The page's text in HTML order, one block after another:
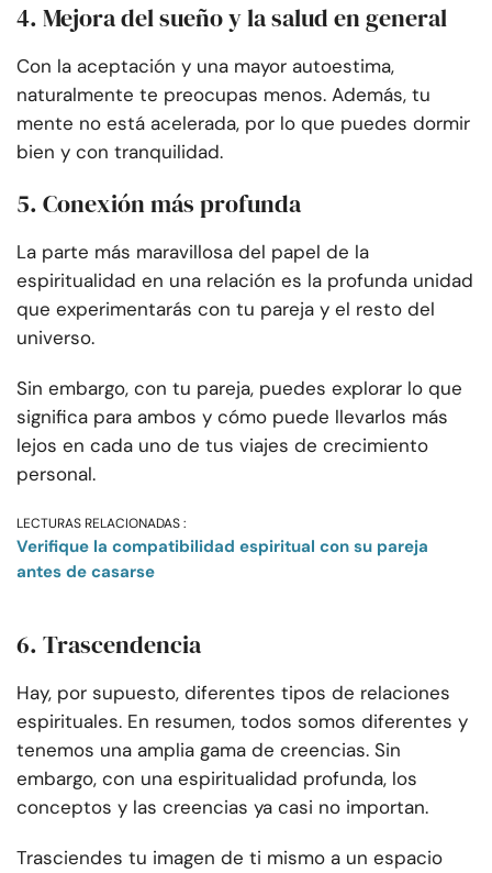
4. Mejora del sueño y la salud en general
Con la aceptación y una mayor autoestima,
naturalmente te preocupas menos. Además, tu
mente no está acelerada, por lo que puedes dormir
bien y con tranquilidad.
5. Conexión más profunda
La parte más maravillosa del papel de la
espiritualidad en una relación es la profunda unidad
que experimentarás con tu pareja y el resto del
universo.
Sin embargo, con tu pareja, puedes explorar lo que
significa para ambos y cómo puede llevarlos más
lejos en cada uno de tus viajes de crecimiento
personal.
LECTURAS RELACIONADAS :
Verifique la compatibilidad espiritual con su pareja
antes de casarse
6. Trascendencia
Hay, por supuesto, diferentes tipos de relaciones
espirituales. En resumen, todos somos diferentes y
tenemos una amplia gama de creencias. Sin
embargo, con una espiritualidad profunda, los
conceptos y las creencias ya casi no importan.
Trasciendes tu imagen de ti mismo a un espacio